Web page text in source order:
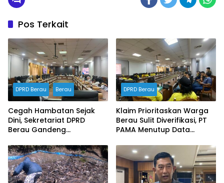
Pos Terkait
DPRD Berau Berau
Cegah Hambatan Sejak
Dini, Sekretariat DPRD
Berau Gandeng
Dokumen Manajemen
Risiko Tahun 2026
DPRD Berau
Klaim Prioritaskan Warga
Berau Sulit Diverifikasi, PT
PAMA Menutup Data
RDP DPRD